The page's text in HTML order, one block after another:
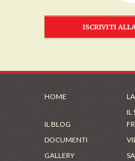
ISCRIVITI
HOME
IL BLOG
IL
DOCUMENTI
GALLERY